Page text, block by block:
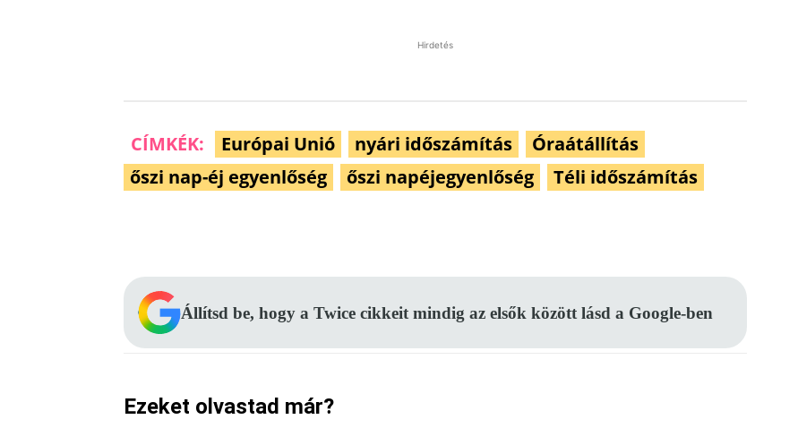
Hirdetés
CÍMKÉK: Európai Unió nyári időszámítás
Óraátállítás
őszi nap-éj egyenlőség
őszi napéjegyenlőség Téli időszámítás
Állítsd be, hogy a Twice cikkeit mindig az elsők között lásd a Google-ben
Ezeket olvastad már?